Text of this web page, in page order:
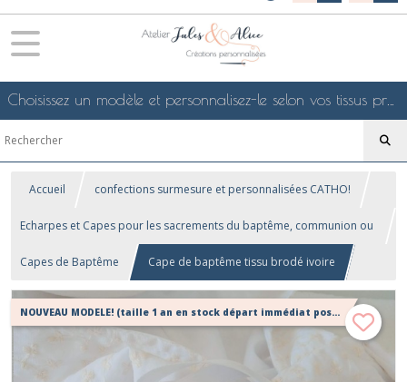
Choisissez un modèle et personnalisez-le selon vos tissus préférés de mes collections en ligne, je le confectionnerai selon vos souhaits
Accueil confections surmesure et personnalisées CATHO!
Echarpes et Capes pour les sacrements du baptême, communion ou
confirmation
Capes de Baptême Cape de baptême tissu brodé ivoire
NOUVEAU MODELE! (taille 1 an en stock départ immédiat possible!)